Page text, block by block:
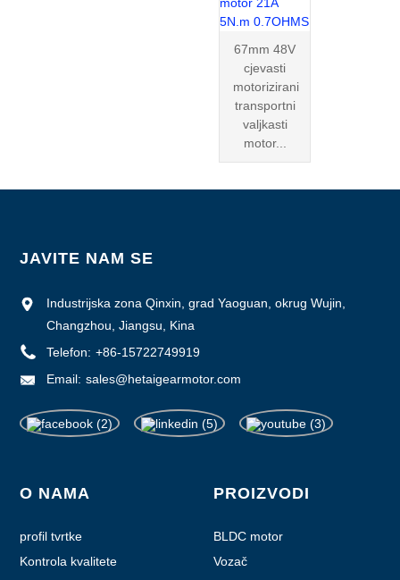
67mm 48V
cjevasti
motorizirani
transportni
valjkasti
motor...
JAVITE NAM SE
Industrijska zona Qinxin, grad Yaoguan, okrug Wujin,
Changzhou, Jiangsu, Kina
Telefon: +86-15722749919
Email: sales@hetaigearmotor.com
O NAMA
profil tvrtke
Kontrola kvalitete
PROIZVODI
BLDC motor
Vozač